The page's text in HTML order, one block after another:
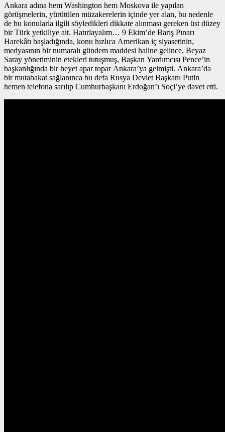
Ankara adına hem Washington hem Moskova ile yapılan
görüşmelerin, yürütülen müzakerelerin içinde yer alan, bu nedenle
de bu konularla ilgili söyledikleri dikkate alınması gereken üst düzey
bir Türk yetkiliye ait. Hatırlayalım… 9 Ekim’de Barış Pınarı
Harekâtı başladığında, konu hızlıca Amerikan iç siyasetinin,
medyasının bir numaralı gündem maddesi haline gelince, Beyaz
Saray yönetiminin etekleri tutuşmuş, Başkan Yardımcısı Pence’in
başkanlığında bir heyet apar topar Ankara’ya gelmişti. Ankara’da
bir mutabakat sağlanınca bu defa Rusya Devlet Başkanı Putin
hemen telefona sarılıp Cumhurbaşkanı Erdoğan’ı Soçi’ye davet etti.